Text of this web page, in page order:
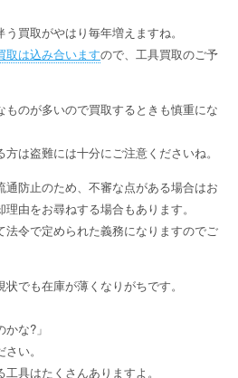
買取がやはり毎年増えますね。
取は込み合いますので、工具買取のご予
ものが多いので買取するときも慎重にな
は盗難には十分にご注意くださいね。
防止のため、不審な点がある場合はお
由をお尋ねする場合もあります。
法令で定められた義務になりますのでご
でも在庫が薄くなりがちです。
な?」
い。
具はたくさんありますよ。